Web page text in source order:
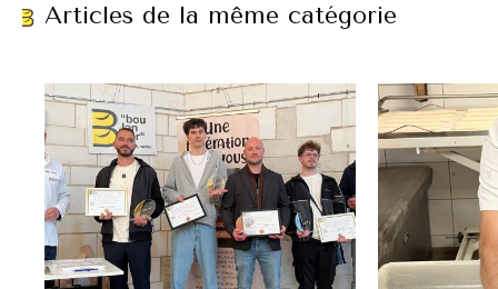
Articles de la même catégorie